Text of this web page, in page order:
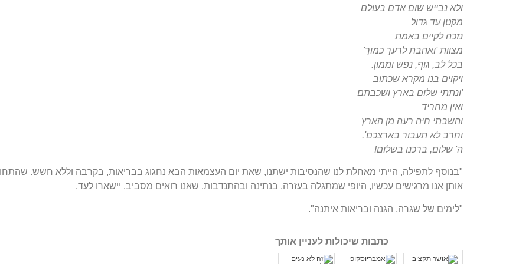
ולא נבייש שום אדם בעולם
מקטן עד גדול
נזכה לקיים באמת
מצוות 'ואהבת לרעך כמוך'
בכל לב, גוף, נפש וממון.
ויקוים בנו מקרא שכתוב
'ונתתי שלום בארץ ושכבתם
ואין מחריד
והשבתי חיה רעה מן הארץ
וחרב לא תעבור בארצכם'.
ה' שלום, ברכנו בשלום!
"בנוסף לתפילה, הייתי מאחלת לנו שהנסיבות ישתנו, שאת יום העצמאות הבא נחגוג בבריאות, בקרבה וללא חשש.
אותן אנו מרגישים עכשיו, היופי שמתגלה בעזרה, בנתינה ובהתנדבות, שאנו רואים מסביב, יישארו לעד.
"לימים של שגרה, הגנה ובריאות איתנה".
כתבות שיכולות לעניין אותך